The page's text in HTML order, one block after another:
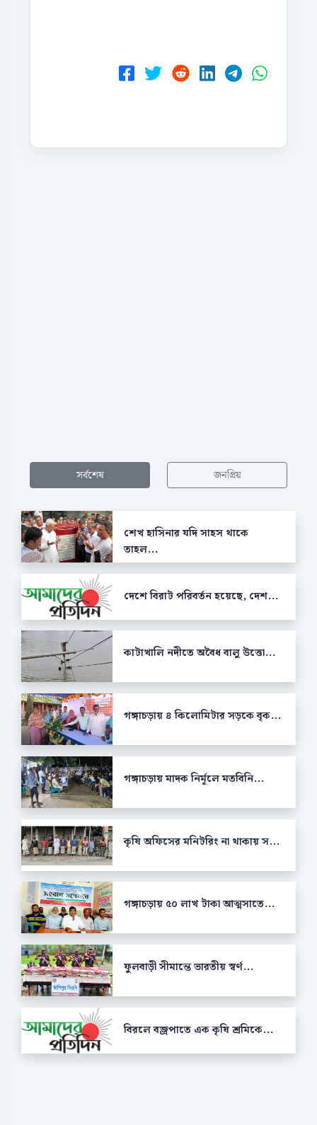
সর্বশেষ জনপ্রিয়
শেখ হাসিনার যদি সাহস থাকে
তাহল...
দেশে বিরাট পরিবর্তন হয়েছে, দেশ...
কাটাখালি নদীতে অবৈধ বালু উত্তো...
গঙ্গাচড়ায় ৪ কিলোমিটার সড়কে বৃক...
গঙ্গাচড়ায় মাদক নির্মূলে মতবিনি...
কৃষি অফিসের মনিটরিং না থাকায় স...
গঙ্গাচড়ায় ৫০ লাখ টাকা আত্মসাতে...
ফুলবাড়ী সীমান্তে ভারতীয় স্বর্ণ...
বিরলে বজ্রপাতে এক কৃষি শ্রমিকে...